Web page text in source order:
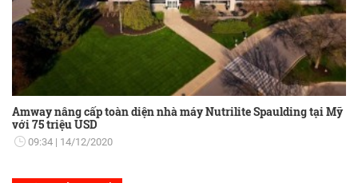
Amway nâng cấp toàn diện nhà máy Nutrilite Spaulding tại Mỹ
với 75 triệu USD
09:34 14/12/2020